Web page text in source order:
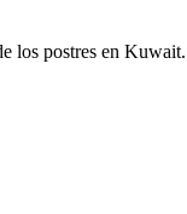
postres en